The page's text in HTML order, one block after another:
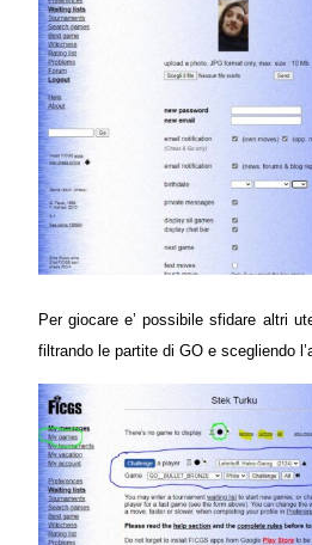
Per giocare e’ possibile sfidare altri
filtrando le partite di GO e scegliendo